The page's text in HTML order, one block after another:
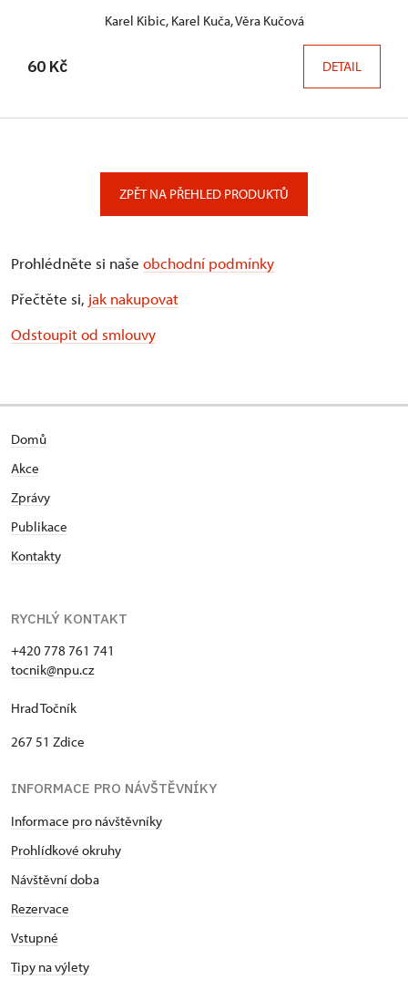
Karel Kibic, Karel Kuča, Věra Kučová
60 Kč DETAIL
ZPĚT NA PŘEHLED PRODUKTŮ
Prohlédněte si naše obchodní podmínky
Přečtěte si, jak nakupovat
Odstoupit od smlouvy
Domů
Akce
Zprávy
Publikace
Kontakty
RYCHLÝ KONTAKT
+420 778 761 741
tocnik@npu.cz
Hrad Točník
267 51 Zdice
INFORMACE PRO NÁVŠTĚVNÍKY
Informace pro návštěvníky
Prohlídkové okruhy
Návštěvní doba
Rezervace
Vstupné
Tipy na výlety